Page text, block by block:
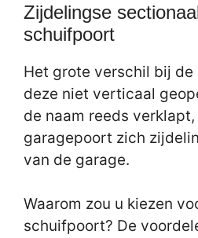
Zijdelingse
schuifpoort
Het grote verschil bij
deze niet verticaal
de naam reeds
garagepoort zich
van de garage.
Waarom zou u kiezen
schuifpoort? De